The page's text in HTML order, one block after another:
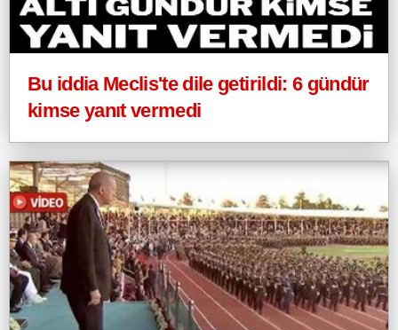
Bu iddia Meclis'te dile getirildi: 6 gündür
kimse yanıt vermedi